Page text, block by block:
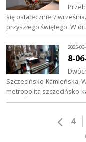
się ostatecznie 7
przyszłego świętego. W
2025-
8-
Szczecińsko-Kamieńska.
metropolita szczecińsko-
4